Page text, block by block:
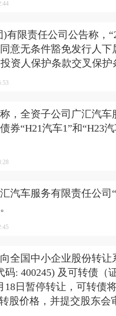
有限责任公司公告称，
意无条件豁免发行人下
资人保护条款交叉保
，全资子公司广汇汽
券“H21汽车1”和“H23
汽车服务有限责任公司
全国中小企业股份转
码: 400245) 及可转债（
18日暂停转让，可转
股价格，并提交股东会